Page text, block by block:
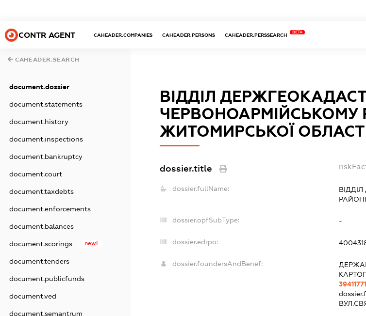
CONTR AGENT CAHEADER.COMPANIES CAHEADER.PERSONS CAHEADER.PERSSEARCH
BETA
CAHEADER.SEARCH
document.dossier
document.statements
document.history
document.inspections
document.bankruptcy
document.court
document.taxdebts
document.enforcements
document.balances
document.scorings new!
document.tenders
document.publicfunds
document.ved
document.semantrum
ВІДДІЛ
ЧЕРВОНОАРМІЙСЬКОМУ
ЖИТОМИРСЬКОЇ
dossier.title
dossier.fullName:
dossier.opfSubType: -
dossier.edrpo:
dossier.foundersAndBenef:
39411771